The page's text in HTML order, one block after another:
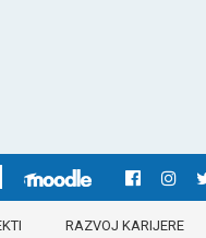
RAZVOJ KARIJERE